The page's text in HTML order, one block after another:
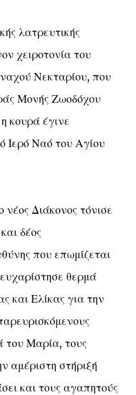
λατρευτικής
χειροτονία του
Νεκταρίου, που
Μονής Ζωοδόχου
κουρά έγινε
Ιερό Ναό του Αγίου
νέος Διάκονος τόνισε
δέος
που επωμίζεται
θερμά
και Ελίκας για την
του Μαρία, τους
αμέριστη στήριξή
και τους αγαπητούς